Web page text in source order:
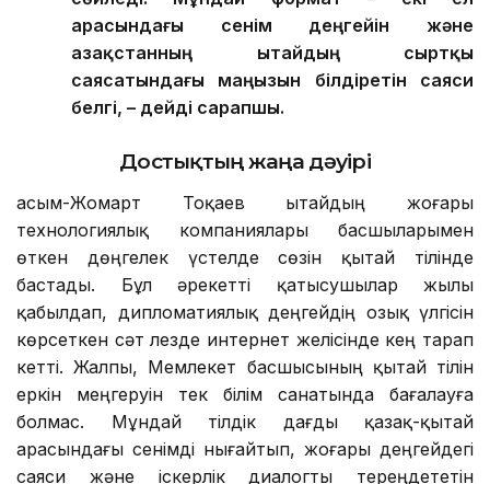
сөйледі. Мұндай формат - екі ел
арасындағы сенім деңгейін және
Қазақстанның Қытайдың сыртқы
саясатындағы маңызын білдіретін саяси
Достықтың жаңа дәуірі
Қасым-Жомарт Тоқаев Қытайдың жоғары
технологиялық компаниялары басшыларымен
өткен дөңгелек үстелде сөзін қытай тілінде
бастады. Бұл әрекетті қатысушылар жылы
қабылдап, дипломатиялық деңгейдің озық үлгісін
көрсеткен сәт лезде интернет желісінде кең тарап
кетті. Жалпы, Мемлекет басшысының қытай тілін
еркін меңгеруін тек білім санатында бағалауға
болмас. Мұндай тілдік дағды қазақ-қытай
арасындағы сенімді нығайтып, жоғары деңгейдегі